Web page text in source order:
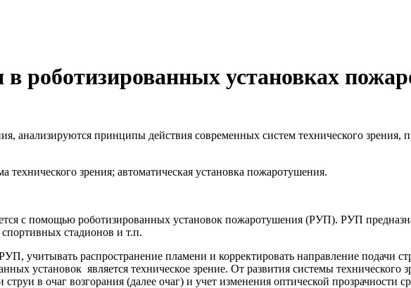
в роботизированных установках
анализируются принципы действия современных систем технического зрения,
технического зрения; автоматическая установка пожаротушения.
с помощью роботизированных установок пожаротушения (РУП). РУП
стадионов и т.п.
учитывать распространение пламени и корректировать направление подачи
установок является техническое зрение. От развития системы технического
в очаг возгорания (далее очаг) и учет изменения оптической прозрачности